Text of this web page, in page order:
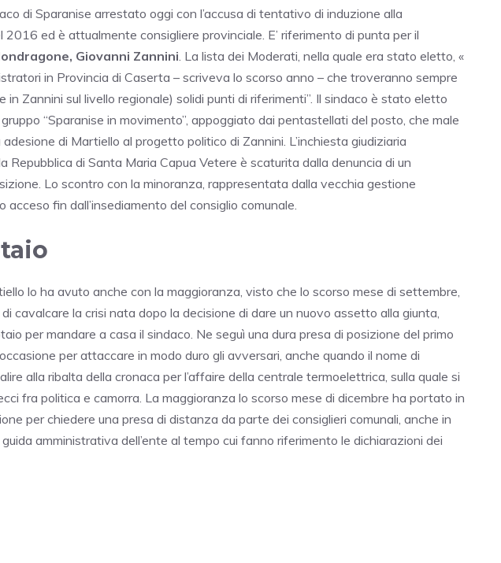
di Sparanise arrestato oggi con l’accusa di tentativo di induzione alla
ed è attualmente consigliere provinciale. E’ riferimento di punta per il
Giovanni Zannini. La lista dei Moderati, nella quale era stato eletto, «
in Provincia di Caserta – scriveva lo scorso anno – che troveranno sempre
in Zannini sul livello regionale) solidi punti di riferimenti”. Il sindaco è stato eletto
“Sparanise in movimento”, appoggiato dai pentastellati del posto, che male
di Martiello al progetto politico di Zannini. L’inchiesta giudiziaria
Repubblica di Santa Maria Capua Vetere è scaturita dalla denuncia di un
Lo scontro con la minoranza, rappresentata dalla vecchia gestione
fin dall’insediamento del consiglio comunale.
lo ha avuto anche con la maggioranza, visto che lo scorso mese di settembre,
cavalcare la crisi nata dopo la decisione di dare un nuovo assetto alla giunta,
per mandare a casa il sindaco. Ne seguì una dura presa di posizione del primo
per attaccare in modo duro gli avversari, anche quando il nome di
alla ribalta della cronaca per l’affaire della centrale termoelettrica, sulla quale si
fra politica e camorra. La maggioranza lo scorso mese di dicembre ha portato in
per chiedere una presa di distanza da parte dei consiglieri comunali, anche in
amministrativa dell’ente al tempo cui fanno riferimento le dichiarazioni dei